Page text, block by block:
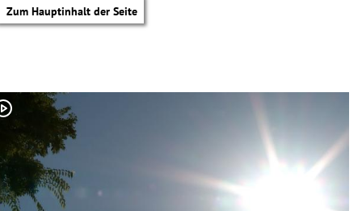
Zum Hauptinhalt der Seite